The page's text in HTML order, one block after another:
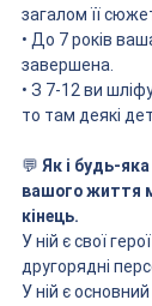
загалом її
• До 7 років
завершена.
• З 7-12 ви
то там деякі
💬 Як і будь-
вашого життя
кінець.
У ній є свої
другорядні
У ній є